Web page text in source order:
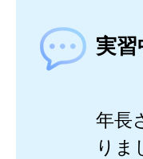
実
年長
りま